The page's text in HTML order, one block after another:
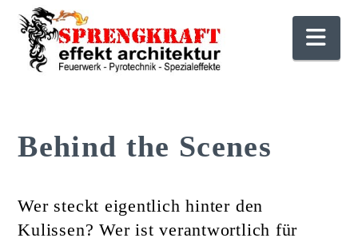
Behind the Scenes
Wer steckt eigentlich hinter den
Kulissen? Wer ist verantwortlich für